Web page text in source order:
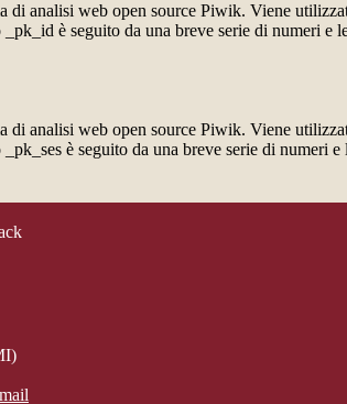
di analisi web open source Piwik. Viene
è seguito da una breve serie di numeri
di analisi web open source Piwik. Viene
è seguito da una breve serie di